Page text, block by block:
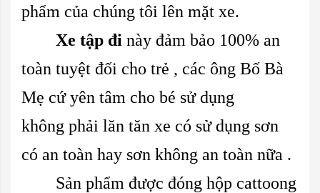
phẩm của chúng tôi lên mặt xe.
Xe tập đi này đảm bảo 100% an
toàn tuyệt đối cho trẻ , các ông Bố Bà
Mẹ cứ yên tâm cho bé sử dụng
không phải lăn tăn xe có sử dụng sơn
có an toàn hay sơn không an toàn nữa .
Sản phẩm được đóng hộp cattoong